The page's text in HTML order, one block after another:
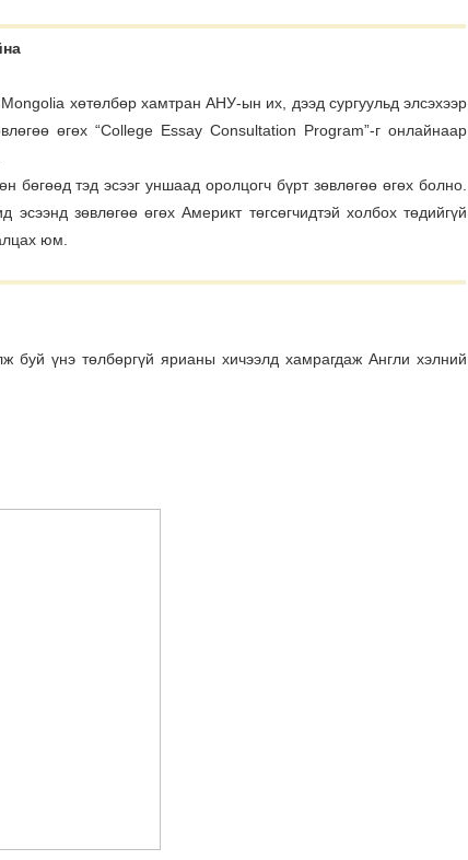
хөтөлбөр хамтран АНУ-ын их, дээд сургуульд элсэхээр
өгөх “College Essay Consultation Program”-г онлайнаар
бөгөөд тэд эсээг уншаад оролцогч бүрт зөвлөгөө өгөх болно.
зөвлөгөө өгөх Америкт төгсөгчидтэй холбох төдийгүй
юм.
буй үнэ төлбөргүй ярианы хичээлд хамрагдаж Англи хэлний